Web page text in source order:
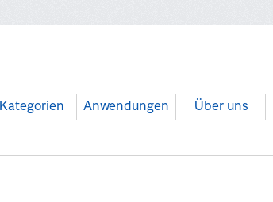
Kategorien Anwendungen Über uns